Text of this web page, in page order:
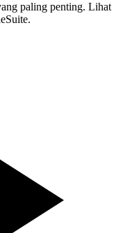
paling penting. Lihat